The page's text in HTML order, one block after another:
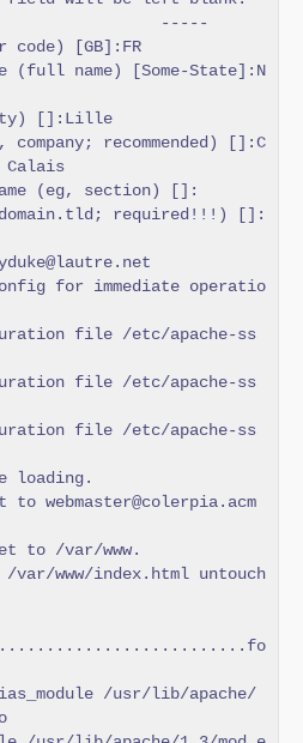
code) [GB]:FR
(full name) [Some-State]:N
[]:Lille
company; recommended) []:C
Calais
(eg, section) []:
required!!!) []:
for immediate operatio
file /etc/apache-ss
file /etc/apache-ss
file /etc/apache-ss
loading.
webmaster@colerpia.acm
to /var/www.
www/index.html untouch
/usr/lib/apache/